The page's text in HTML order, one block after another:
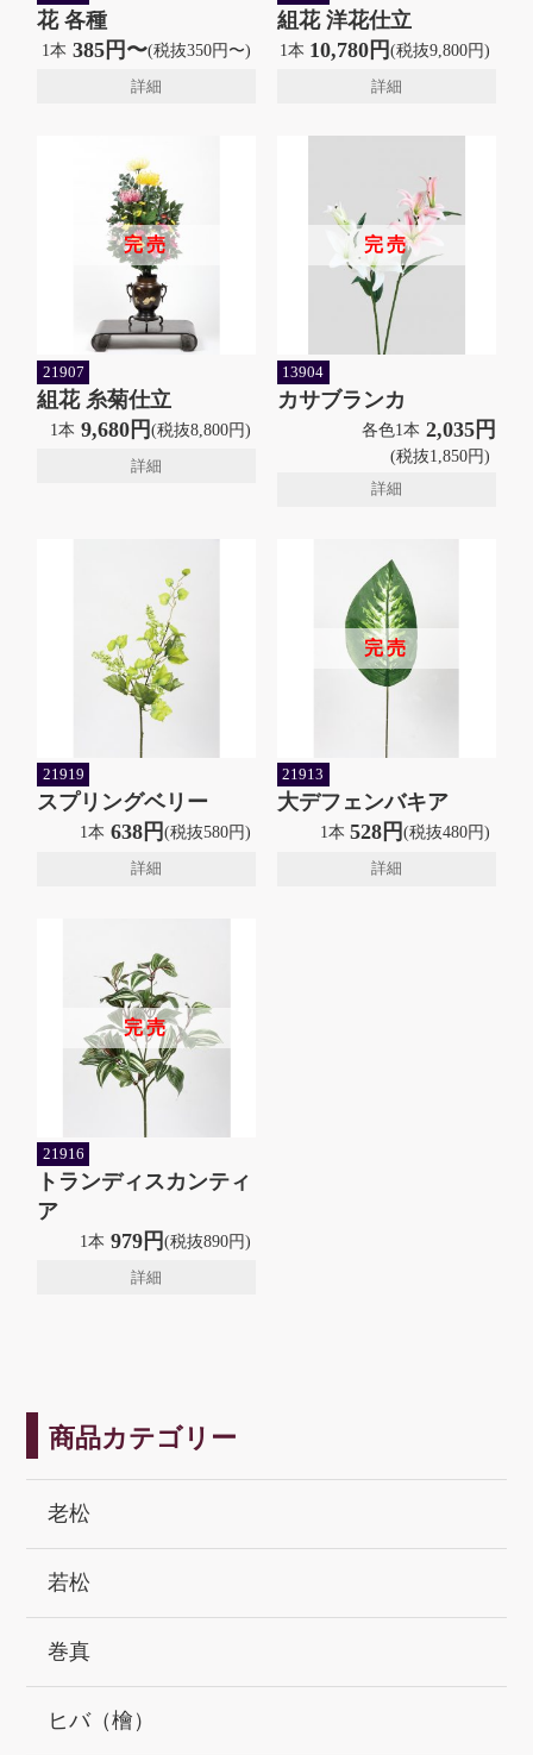
商品カテゴリー
老松
若松
巻真
ヒバ（檜）
花 各種
1本 385円〜(税抜350円〜)
詳細
組花 洋花仕立
1本 10,780円(税抜9,800円)
詳細
完売
21907
組花 糸菊仕立
1本 9,680円(税抜8,800円)
詳細
完売
13904
カサブランカ
各色1本 2,035円
(税抜1,850円)
詳細
21919
スプリングベリー
1本 638円(税抜580円)
詳細
完売
21913
大デフェンバキア
1本 528円(税抜480円)
詳細
完売
21916
トランディスカンティ
ア
1本 979円(税抜890円)
詳細